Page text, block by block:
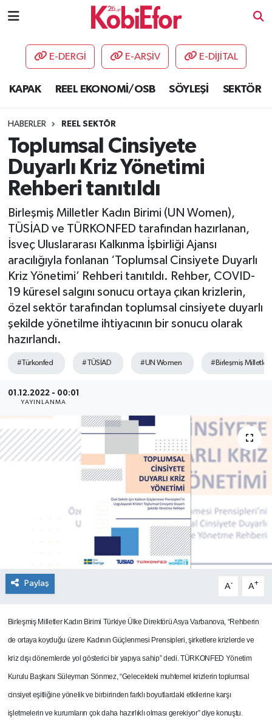
E-DERGİ E-ARŞİV E-DİJİTAL
KAPAK REEL EKONOMİ/OSB SÖYLEŞİ SEKTÖR
HABERLER REEL SEKTÖR
Toplumsal Cinsiyete
Duyarlı Kriz Yönetimi
Rehberi tanıtıldı
Birleşmiş Milletler Kadın Birimi (UN Women),
TÜSİAD ve TÜRKONFED tarafından hazırlanan,
İsveç Uluslararası Kalkınma İşbirliği Ajansı
aracılığıyla fonlanan ‘Toplumsal Cinsiyete Duyarlı
Kriz Yönetimi’ Rehberi tanıtıldı. Rehber, COVID-
19 küresel salgını sonucu ortaya çıkan krizlerin,
özel sektör tarafından toplumsal cinsiyete duyarlı
şekilde yönetilme ihtiyacının bir sonucu olarak
hazırlandı.
#Türkonfed #TÜSİAD #UN Women #Birleşmiş Milletler
01.12.2022 - 00:01
YAYINLANMA
Paylaş A- A+
Birleşmiş Milletler Kadın Birimi Türkiye Ülke Direktörü Asya Varbanova, “Rehberin
de ortaya koyduğu üzere Kadının Güçlenmesi Prensipleri, şirketlere krizlerde ve
kriz dışı dönemlerde yol gösterici bir yapıya sahip” dedi.TÜRKONFED Yönetim
Kurulu Başkanı Süleyman Sönmez, “Gelecekteki muhtemel krizlerin toplumsal
cinsiyet eşitliğine yönelik ve birbirinden farklı boyutlardaki etkilerine karşı
işletmelerin ve kurumların çok daha hazırlıklı olması gerekiyor” diye konuştu.
AKADEMİ
DESTEK-TEŞVİK
ETKİNLİK
GÜNCEL
KAPAK
OSB
SEKTÖR
ŞİRKET PANO
ÜLKE
YAŞAM